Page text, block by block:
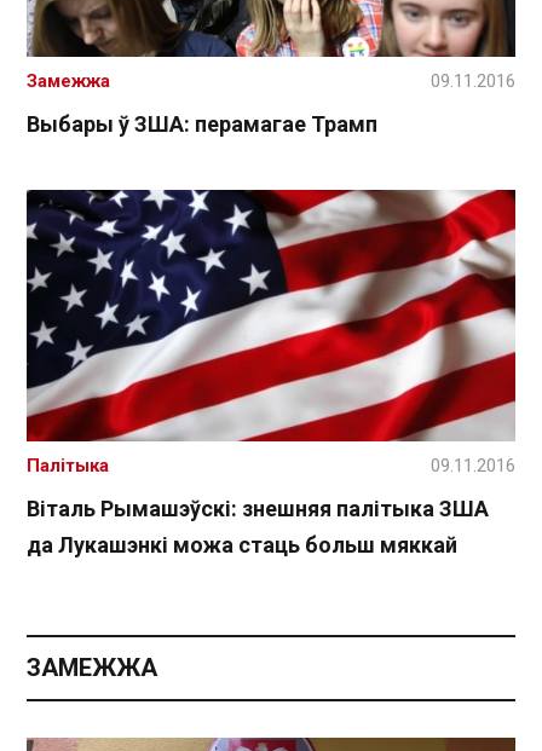
Выбары ў ЗША: перамагае Трамп
Замежжа 09.11.2016
Віталь Рымашэўскі: знешняя палітыка ЗША
да Лукашэнкі можа стаць больш мяккай
Палітыка 09.11.2016
ЗАМЕЖЖА